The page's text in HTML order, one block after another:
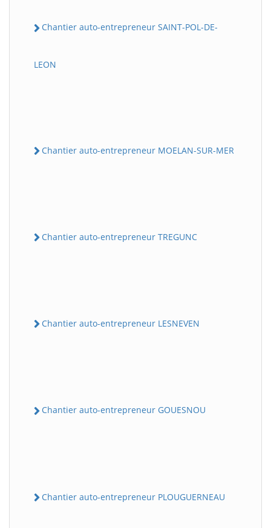
Chantier auto-entrepreneur SAINT-POL-DE-
LEON
Chantier auto-entrepreneur MOELAN-SUR-MER
Chantier auto-entrepreneur TREGUNC
Chantier auto-entrepreneur LESNEVEN
Chantier auto-entrepreneur GOUESNOU
Chantier auto-entrepreneur PLOUGUERNEAU